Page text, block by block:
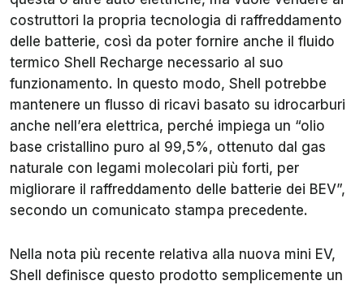
costruttori la propria tecnologia di raffreddamento
delle batterie, così da poter fornire anche il fluido
termico Shell Recharge necessario al suo
funzionamento. In questo modo, Shell potrebbe
mantenere un flusso di ricavi basato su idrocarburi
anche nell’era elettrica, perché impiega un “olio
base cristallino puro al 99,5%, ottenuto dal gas
naturale con legami molecolari più forti, per
migliorare il raffreddamento delle batterie dei BEV”,
secondo un comunicato stampa precedente.
Nella nota più recente relativa alla nuova mini EV,
Shell definisce questo prodotto semplicemente un